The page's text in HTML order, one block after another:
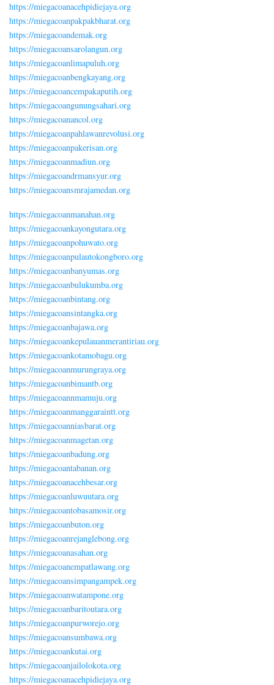
https://miegacoanacehpidiejaya.org
https://miegacoanpakpakbharat.org
https://miegacoandemak.org
https://miegacoansarolangun.org
https://miegacoanlimapuluh.org
https://miegacoanbengkayang.org
https://miegacoancempakaputih.org
https://miegacoangunungsahari.org
https://miegacoanancol.org
https://miegacoanpahlawanrevolusi.org
https://miegacoanpakerisan.org
https://miegacoanmadiun.org
https://miegacoandrmansyur.org
https://miegacoansmrajamedan.org
https://miegacoanmanahan.org
https://miegacoankayongutara.org
https://miegacoanpohuwato.org
https://miegacoanpulautokongboro.org
https://miegacoanbanyumas.org
https://miegacoanbulukumba.org
https://miegacoanbintang.org
https://miegacoansintangka.org
https://miegacoanbajawa.org
https://miegacoankepulauanmerantiriau.org
https://miegacoankotamobagu.org
https://miegacoanmurungraya.org
https://miegacoanbimantb.org
https://miegacoannmamuju.org
https://miegacoanmanggaraintt.org
https://miegacoanniasbarat.org
https://miegacoanmagetan.org
https://miegacoanbadung.org
https://miegacoantabanan.org
https://miegacoanacehbesar.org
https://miegacoanluwuutara.org
https://miegacoantobasamosir.org
https://miegacoanbuton.org
https://miegacoanrejanglebong.org
https://miegacoanasahan.org
https://miegacoanempatlawang.org
https://miegacoansimpangampek.org
https://miegacoanwatampone.org
https://miegacoanbaritoutara.org
https://miegacoanpurworejo.org
https://miegacoansumbawa.org
https://miegacoankutai.org
https://miegacoanjailolokota.org
https://miegacoanacehpidiejaya.org